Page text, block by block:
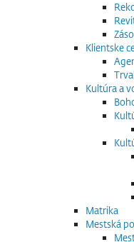
Klientske
Kultúra a
Matrika
Mestská